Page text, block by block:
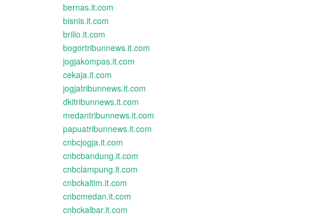
bernas.it.com
bisnis.it.com
brilio.it.com
bogortribunnews.it.com
jogjakompas.it.com
cekaja.it.com
jogjatribunnews.it.com
dkitribunnews.it.com
medantribunnews.it.com
papuatribunnews.it.com
cnbcjogja.it.com
cnbcbandung.it.com
cnbclampung.it.com
cnbckaltim.it.com
cnbcmedan.it.com
cnbckalbar.it.com